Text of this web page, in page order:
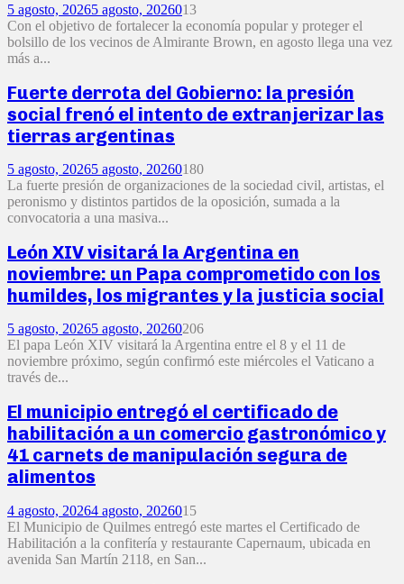
5 agosto, 20265 agosto, 2026013
Con el objetivo de fortalecer la economía popular y proteger el
bolsillo de los vecinos de Almirante Brown, en agosto llega una vez
más a...
Fuerte derrota del Gobierno: la presión
social frenó el intento de extranjerizar las
tierras argentinas
5 agosto, 20265 agosto, 20260180
La fuerte presión de organizaciones de la sociedad civil, artistas, el
peronismo y distintos partidos de la oposición, sumada a la
convocatoria a una masiva...
León XIV visitará la Argentina en
noviembre: un Papa comprometido con los
humildes, los migrantes y la justicia social
5 agosto, 20265 agosto, 20260206
El papa León XIV visitará la Argentina entre el 8 y el 11 de
noviembre próximo, según confirmó este miércoles el Vaticano a
través de...
El municipio entregó el certificado de
habilitación a un comercio gastronómico y
41 carnets de manipulación segura de
alimentos
4 agosto, 20264 agosto, 2026015
El Municipio de Quilmes entregó este martes el Certificado de
Habilitación a la confitería y restaurante Capernaum, ubicada en
avenida San Martín 2118, en San...